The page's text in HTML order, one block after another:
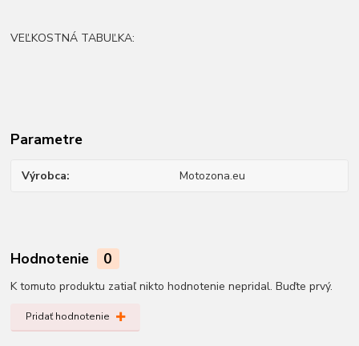
VEĽKOSTNÁ TABUĽKA:
Parametre
Výrobca Motozona.eu
Hodnotenie 0
K tomuto produktu zatiaľ nikto hodnotenie nepridal. Buďte prvý.
Pridať hodnotenie